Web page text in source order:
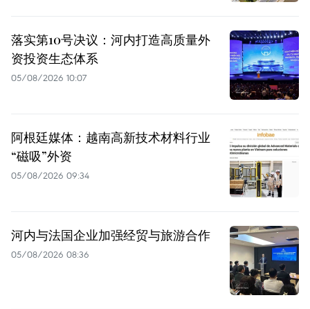
落实第10号决议：河内打造高质量外
资投资生态体系
05/08/2026 10:07
阿根廷媒体：越南高新技术材料行业
“磁吸”外资
05/08/2026 09:34
河内与法国企业加强经贸与旅游合作
05/08/2026 08:36